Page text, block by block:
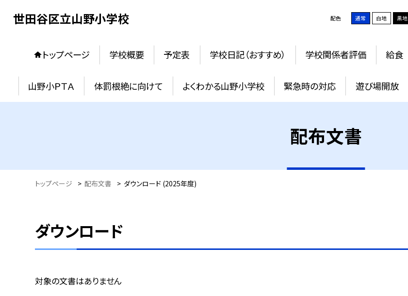
世田谷区立山野小学校 配色 通常 白地 黒地
トップページ 学校概要 予定表 学校日記（おすすめ） 学校関係者評価 給食
山野小ＰＴＡ 体罰根絶に向けて よくわかる山野小学校 緊急時の対応 遊び場開放
配布文書
トップページ > 配布文書 > ダウンロード (2025年度)
ダウンロード
対象の文書はありません